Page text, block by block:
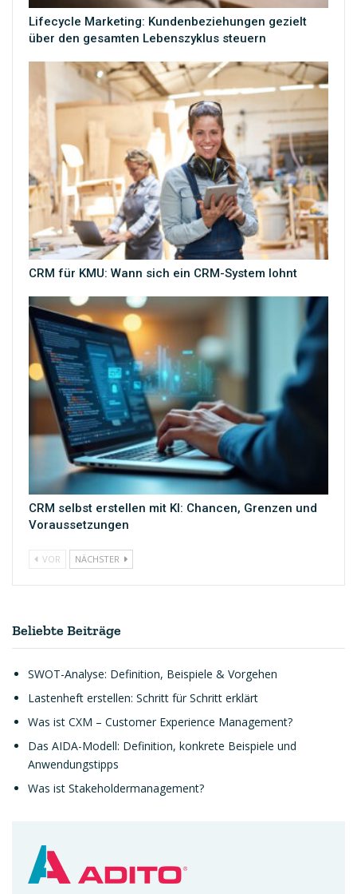
Lifecycle Marketing: Kundenbeziehungen gezielt
über den gesamten Lebenszyklus steuern
CRM für KMU: Wann sich ein CRM-System lohnt
CRM selbst erstellen mit KI: Chancen, Grenzen und
Voraussetzungen
VOR NÄCHSTER
Beliebte Beiträge
SWOT-Analyse: Definition, Beispiele & Vorgehen
Lastenheft erstellen: Schritt für Schritt erklärt
Was ist CXM – Customer Experience Management?
Das AIDA-Modell: Definition, konkrete Beispiele und
Anwendungstipps
Was ist Stakeholdermanagement?